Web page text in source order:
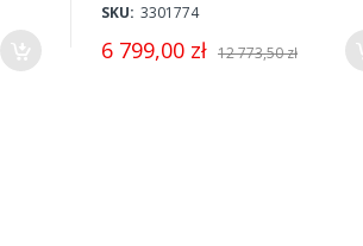
SKU: 3301774
6 799,00 zł 12 773,50 zł